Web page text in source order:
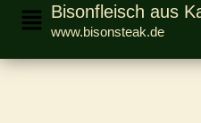
Bisonfleisch aus
www.bisonsteak.de